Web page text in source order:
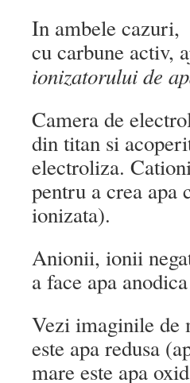
In ambele cazuri,
cu carbune activ,
ionizatorului de
Camera de
din titan si
electroliza.
pentru a crea apa
ionizata).
Anionii, ionii
a face apa
Vezi imaginile de
este apa redusa
mare este apa